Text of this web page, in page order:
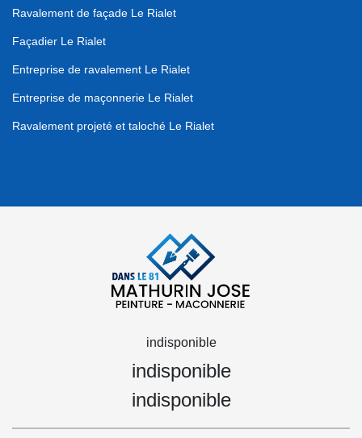
Ravalement de façade Le Rialet
Façadier Le Rialet
Entreprise de ravalement Le Rialet
Entreprise de maçonnerie Le Rialet
Ravalement projeté et taloché Le Rialet
indisponible
indisponible
indisponible